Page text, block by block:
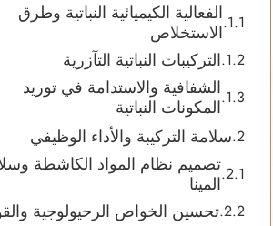
الفعالية الكيميائية النباتية وطرق
الاستخلاص
التركيبات النباتية التآزرية
الشفافية والاستدامة في توريد
المكونات النباتية
سلامة التركيبة والأداء الوظيفي
تصميم نظام المواد الكاشطة
المينا
تحسين الخواص الرحيولوجية